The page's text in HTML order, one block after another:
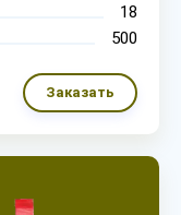
18
500
Заказать